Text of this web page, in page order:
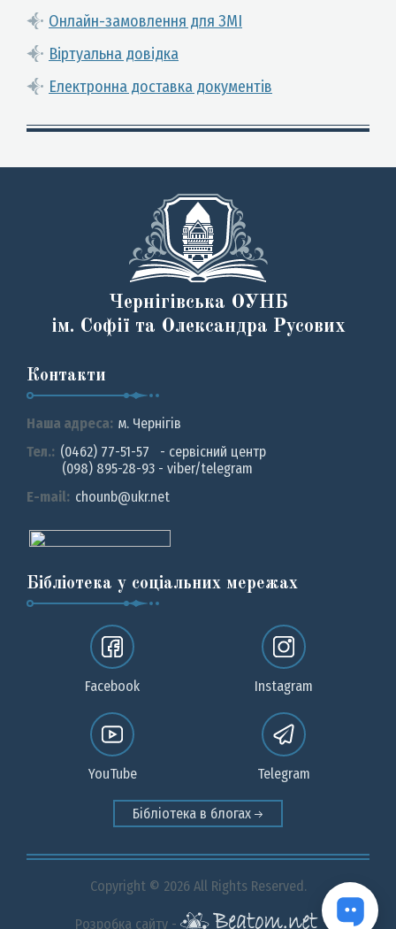
Онлайн-замовлення для ЗМІ
Віртуальна довідка
Електронна доставка документів
Чернігівська ОУНБ
ім. Софії та Олександра Русових
Контакти
Наша адреса: м. Чернiгiв
Тел.: (0462) 77-51-57 - сервісний центр
(098) 895-28-93 - viber/telegram
E-mail: chounb@ukr.net
Бібліотека у соціальних мережах
Facebook Instagram
YouTube Telegram
Бібліотека в блогах
Copyright © 2026 All Rights Reserved.
Розробка сайту -